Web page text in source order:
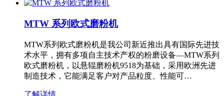
MTW 系列欧式磨粉机
MTW系列欧式磨粉机是我公司新近推出具有国际先进技
术水平，拥有多项自主技术产权的粉磨设备—MTW系列
欧式磨粉机，以悬辊磨粉机9518为基础，采用欧洲先进
制造技术，它能满足客户对产品粒度、性能可…